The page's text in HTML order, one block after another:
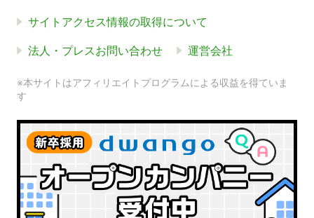
サイトアクセス情報の取得について
法人・プレスお問い合わせ 運営会社
※本サイトはアフィリエイトプログラムによる収益を得ていま
す